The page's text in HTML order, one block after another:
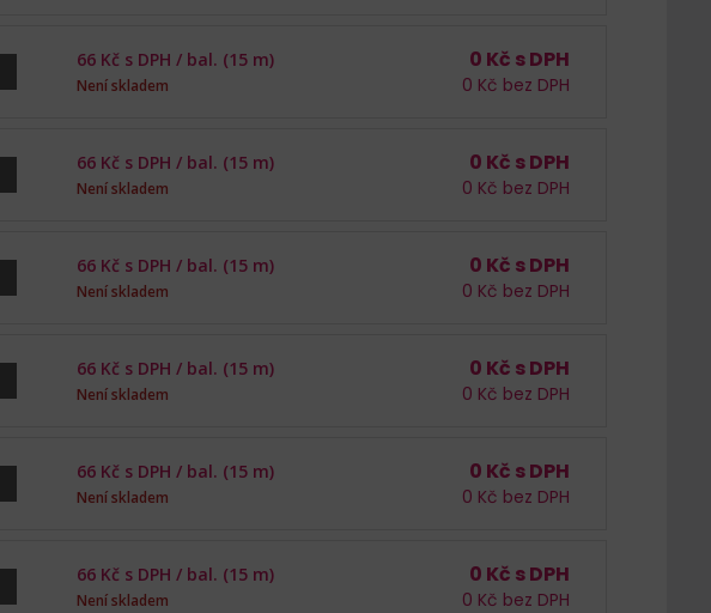
66 Kč s DPH / bal. (15 m)
Není skladem
0 Kč s DPH
0 Kč bez DPH
66 Kč s DPH / bal. (15 m)
Není skladem
0 Kč s DPH
0 Kč bez DPH
66 Kč s DPH / bal. (15 m)
Není skladem
0 Kč s DPH
0 Kč bez DPH
66 Kč s DPH / bal. (15 m)
Není skladem
0 Kč s DPH
0 Kč bez DPH
66 Kč s DPH / bal. (15 m)
Není skladem
0 Kč s DPH
0 Kč bez DPH
66 Kč s DPH / bal. (15 m)
Není skladem
0 Kč s DPH
0 Kč bez DPH